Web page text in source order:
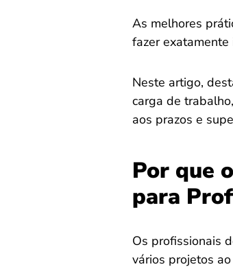
As melhores
fazer exatamente
Neste artigo,
carga de
aos prazos e
Por que
para
Os profissionais
vários projetos